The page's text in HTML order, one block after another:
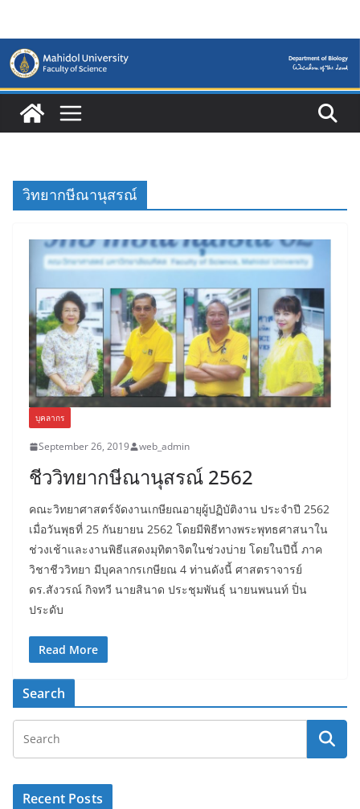
content
วิทยากษีณานุสรณ์
บุคลากร
September 26, 2019 web_admin
ชีววิทยากษีณานุสรณ์ 2562
คณะวิทยาศาสตร์จัดงานเกษียณอายุผู้ปฏิบัติงาน ประจำปี 2562
เมื่อวันพุธที่ 25 กันยายน 2562 โดยมีพิธีทางพระพุทธศาสนาใน
ช่วงเช้าและงานพิธีแสดงมุทิตาจิตในช่วงบ่าย โดยในปีนี้ ภาค
วิชาชีววิทยา มีบุคลากรเกษียณ 4 ท่านดังนี้ ศาสตราจารย์
ดร.สังวรณ์ กิจทวี นายสินาด ประชุมพันธุ์ นายนพนนท์ ปิ่น
ประดับ
Read More
Search
Recent Posts